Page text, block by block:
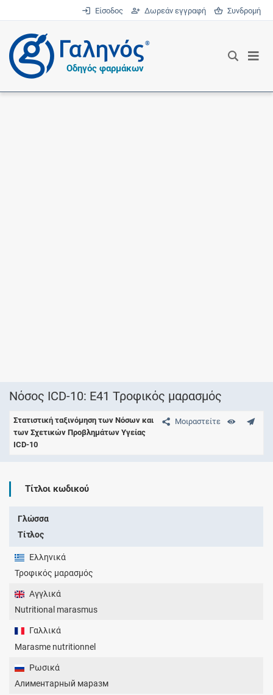
Είσοδος Δωρεάν εγγραφή Συνδρομή
®
Οδηγός φαρμάκων
Νόσος ICD-10: E41 Τροφικός μαρασμός
Μοιραστείτε
Στατιστική ταξινόμηση των Νόσων και
των Σχετικών Προβλημάτων Υγείας
ICD-10
Τίτλοι κωδικού
Γλώσσα
Τίτλος
Ελληνικά
Τροφικός μαρασμός
Αγγλικά
Nutritional marasmus
Γαλλικά
Marasme nutritionnel
Ρωσικά
Алиментарный маразм